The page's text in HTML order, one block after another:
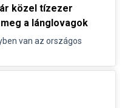
közel tízezer
a lánglovagok
van az országos